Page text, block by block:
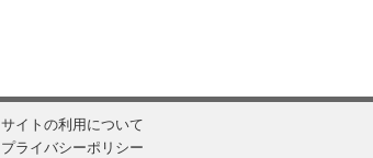
サイトの利用について
プライバシーポリシー